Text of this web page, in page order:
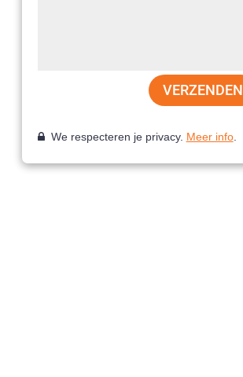
VERZENDEN
We respecteren je privacy. Meer info.